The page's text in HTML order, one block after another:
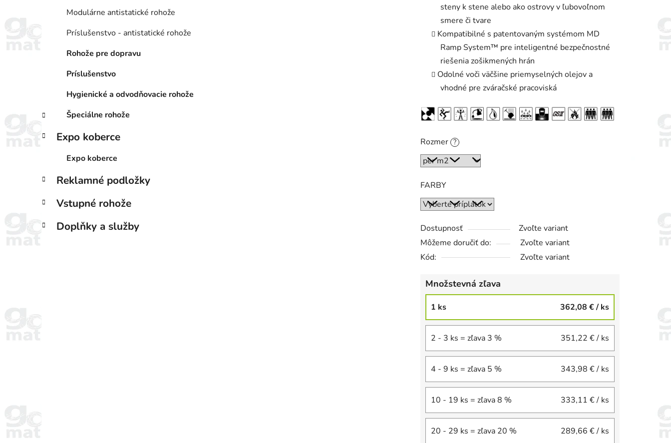
Modulárne antistatické rohože
Príslušenstvo - antistatické rohože
Rohože pre dopravu
Príslušenstvo
Hygienické a odvodňovacie rohože
Špeciálne rohože
Expo koberce
Expo koberce
Reklamné podložky
Vstupné rohože
Doplňky a služby
steny k stene alebo ako ostrovy v ľubovoľnom
smere či tvare
Kompatibilné s patentovaným systémom MD
Ramp System™ pre inteligentné bezpečnostné
riešenia zošikmených hrán
Odolné voči väčšine priemyselných olejov a
vhodné pre zváračské pracoviská
Rozmer ?
FARBY
Dostupnosť
Zvoľte variant
Môžeme doručiť do:
Zvoľte variant
Kód:
Zvoľte variant
Množstevná zľava
1 ks 362,08 €/ ks
2 - 3 ks = zľava 3 % 351,22 €/ ks
4 - 9 ks = zľava 5 % 343,98 €/ ks
10 - 19 ks = zľava 8 % 333,11 €/ ks
20 - 29 ks = zľava 20 % 289,66 €/ ks